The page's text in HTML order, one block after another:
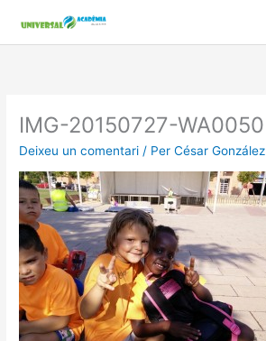
contingut
IMG-20150727-WA0050
Deixeu un comentari / Per César González